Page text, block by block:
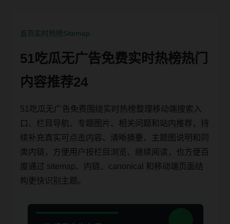
首页实时热榜Sitemap
51吃瓜无广告免费实时热榜热门
内容推荐24
51吃瓜无广告免费围绕实时热榜整理移动端搜索入
口、栏目导航、专题图片、相关问题和站内推荐，持
续补充真实可点击内容、清晰摘要、主题图说明和同
类内链，方便用户按栏目浏览、继续阅读，也方便百
度通过 sitemap、内链、canonical 和移动端页面结
构更快识别主题。